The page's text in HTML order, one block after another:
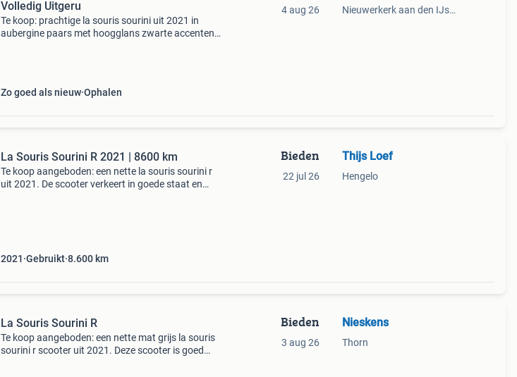
Volledig Uitgeru
Te koop: prachtige la souris sourini uit 2021 in
aubergine paars met hoogglans zwarte accenten
Zo goed als nieuw Ophalen
4 aug 26 Nieuwerkerk aan den IJssel
La Souris Sourini R 2021 | 8600 km
Te koop aangeboden: een nette la souris sourini r
uit 2021. De scooter verkeert in goede staat en
2021 Gebruikt 8.600 km
Bieden
22 jul 26
Thijs Loef
Hengelo
La Souris Sourini R
Te koop aangeboden: een nette mat grijs la souris
sourini r scooter uit 2021. Deze scooter is goed
Bieden
3 aug 26
Nieskens
Thorn